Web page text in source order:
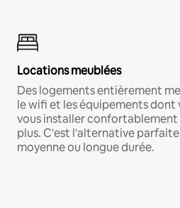
Locations meublées
Des logements entièrement
le wifi et les équipements dont
vous installer confortablement
plus. C'est l'alternative
moyenne ou longue durée.